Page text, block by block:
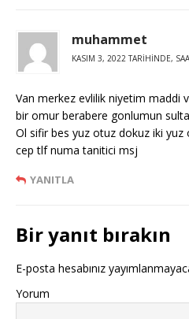
muhammet
KASIM 3, 2022 TARIHINDE,
Van merkez evlilik niyetim maddi
bir omur berabere gonlumun
Ol sifir bes yuz otuz dokuz iki
cep tlf numa tanitici msj
YANITLA
Bir yanıt bırakın
E-posta hesabınız
Yorum